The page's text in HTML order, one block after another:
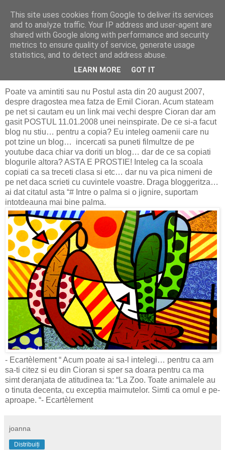
politically correct
duminică, 24 martie 2019
Din colectia bloggeri care ma copiaza
Poate va amintiti sau nu Postul asta din 20 august 2007,
despre dragostea mea fatza de Emil Cioran. Acum stateam
pe net si cautam eu un link mai vechi despre Cioran dar am
gasit POSTUL 11.01.2008 unei neinspirate. De ce si-a facut
blog nu stiu… pentru a copia? Eu inteleg oamenii care nu
pot tzine un blog… incercati sa puneti filmultze de pe
youtube daca chiar va doriti un blog… dar de ce sa copiati
blogurile altora? ASTA E PROSTIE! Inteleg ca la scoala
copiati ca sa treceti clasa si etc… dar nu va pica nimeni de
pe net daca scrieti cu cuvintele voastre. Draga bloggeritza…
ai dat citatul asta “# Intre o palma si o jignire, suportam
intotdeauna mai bine palma.
- Ecartèlement “ Acum poate ai sa-l intelegi… pentru ca am
sa-ti citez si eu din Cioran si sper sa doara pentru ca ma
simt deranjata de atitudinea ta: “La Zoo. Toate animalele au
o tinuta decenta, cu exceptia maimutelor. Simti ca omul e pe-
aproape. “- Ecartèlement
joanna
Distribuiți
This site uses cookies from Google to deliver its services
and to analyze traffic. Your IP address and user-agent are
shared with Google along with performance and security
metrics to ensure quality of service, generate usage
statistics, and to detect and address abuse.
LEARN MORE GOT IT